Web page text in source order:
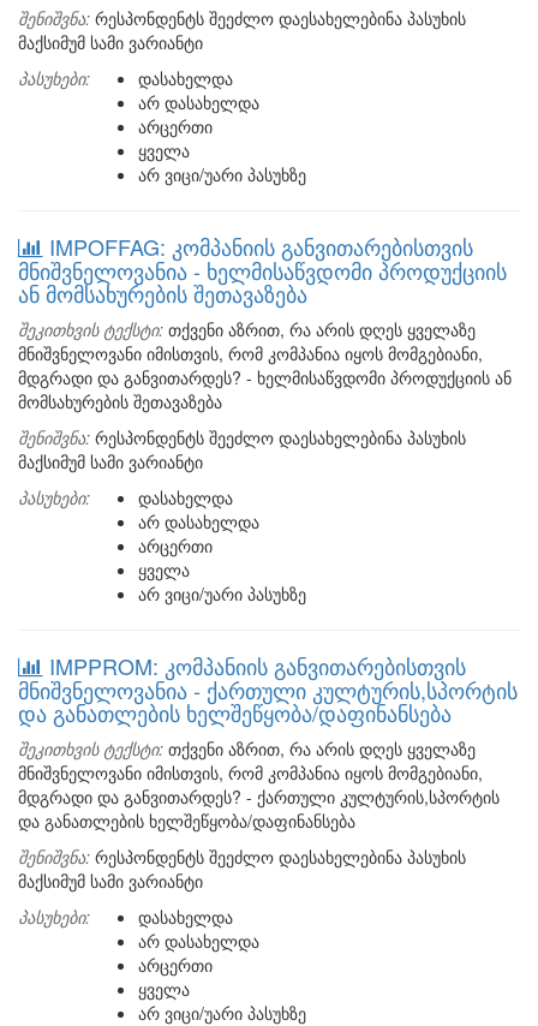
შენიშვნა: რესპონდენტს შეეძლო დაესახელებინა პასუხის
მაქსიმუმ სამი ვარიანტი
პასუხები:
დასახელდა
არ დასახელდა
არცერთი
ყველა
არ ვიცი/უარი პასუხზე
IMPOFFAG: კომპანიის განვითარებისთვის
მნიშვნელოვანია - ხელმისაწვდომი პროდუქციის
ან მომსახურების შეთავაზება
შეკითხვის ტექსტი: თქვენი აზრით, რა არის დღეს ყველაზე
მნიშვნელოვანი იმისთვის, რომ კომპანია იყოს მომგებიანი,
მდგრადი და განვითარდეს? - ხელმისაწვდომი პროდუქციის ან
მომსახურების შეთავაზება
შენიშვნა: რესპონდენტს შეეძლო დაესახელებინა პასუხის
მაქსიმუმ სამი ვარიანტი
პასუხები:
დასახელდა
არ დასახელდა
არცერთი
ყველა
არ ვიცი/უარი პასუხზე
IMPPROM: კომპანიის განვითარებისთვის
მნიშვნელოვანია - ქართული კულტურის,სპორტის
და განათლების ხელშეწყობა/დაფინანსება
შეკითხვის ტექსტი: თქვენი აზრით, რა არის დღეს ყველაზე
მნიშვნელოვანი იმისთვის, რომ კომპანია იყოს მომგებიანი,
მდგრადი და განვითარდეს? - ქართული კულტურის,სპორტის
და განათლების ხელშეწყობა/დაფინანსება
შენიშვნა: რესპონდენტს შეეძლო დაესახელებინა პასუხის
მაქსიმუმ სამი ვარიანტი
პასუხები:
დასახელდა
არ დასახელდა
არცერთი
ყველა
არ ვიცი/უარი პასუხზე